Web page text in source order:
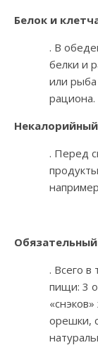
Белок и
. В
белки и
или
рациона.
. Перед
Обязательный
. Всего
пищи: 3
орешки,